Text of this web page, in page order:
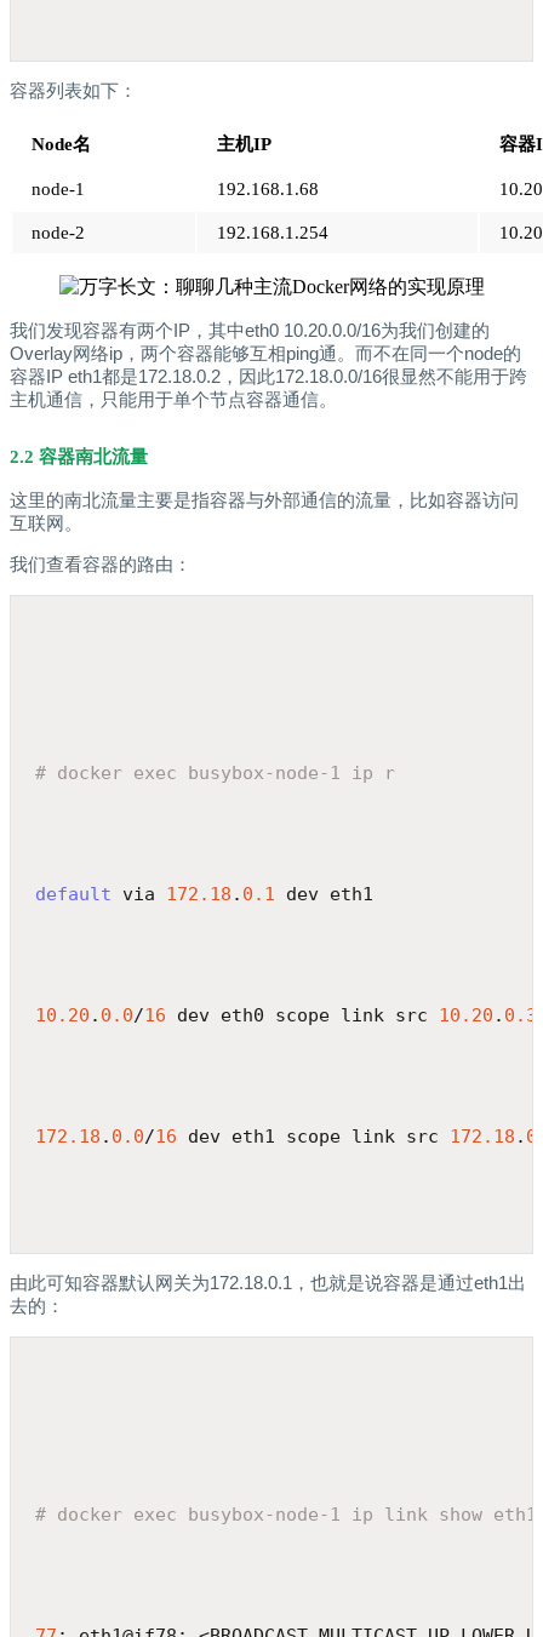
容器列表如下：
Node名 主机IP 容器
node-1 192.168.1.68
node-2 192.168.1.254
我们发现容器有两个IP，其中eth0 10.20.0.0/16为我们创建的
Overlay网络ip，两个容器能够互相ping通。而不在同一个node的
容器IP eth1都是172.18.0.2，因此172.18.0.0/16很显然不能用于跨
主机通信，只能用于单个节点容器通信。
2.2 容器南北流量
这里的南北流量主要是指容器与外部通信的流量，比如容器访问
互联网。
我们查看容器的路由：
# docker exec busybox-node-1 ip r
default via 172.18 . 0.1 dev eth1
10.20 . 0.0/16 dev eth0 scope link src 10.20 . 0.3
172.18 . 0.0/16 dev eth1 scope link src 172.18 .
由此可知容器默认网关为172.18.0.1，也就是说容器是通过eth1出
去的：
# docker exec busybox-node-1 ip link show eth1